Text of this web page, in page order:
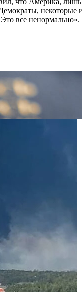
Америка, лишь
все ненормально».